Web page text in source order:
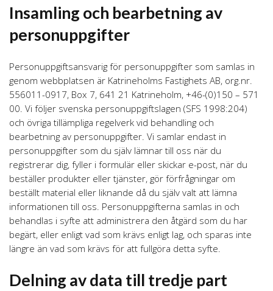
Insamling och bearbetning av
personuppgifter
Personuppgiftsansvarig för personuppgifter som samlas in
genom webbplatsen är Katrineholms Fastighets AB, org.nr.
556011-0917, Box 7, 641 21 Katrineholm, +46-(0)150 – 571
00. Vi följer svenska personuppgiftslagen (SFS 1998:204)
och övriga tillämpliga regelverk vid behandling och
bearbetning av personuppgifter. Vi samlar endast in
personuppgifter som du själv lämnar till oss när du
registrerar dig, fyller i formulär eller skickar e-post, när du
beställer produkter eller tjänster, gör förfrågningar om
beställt material eller liknande då du själv valt att lämna
informationen till oss. Personuppgifterna samlas in och
behandlas i syfte att administrera den åtgärd som du har
begärt, eller enligt vad som krävs enligt lag, och sparas inte
längre än vad som krävs för att fullgöra detta syfte.
Delning av data till tredje part